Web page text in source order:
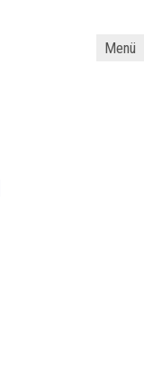
Menü